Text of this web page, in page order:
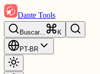
Dante Tools
Buscar... K
PT-BR